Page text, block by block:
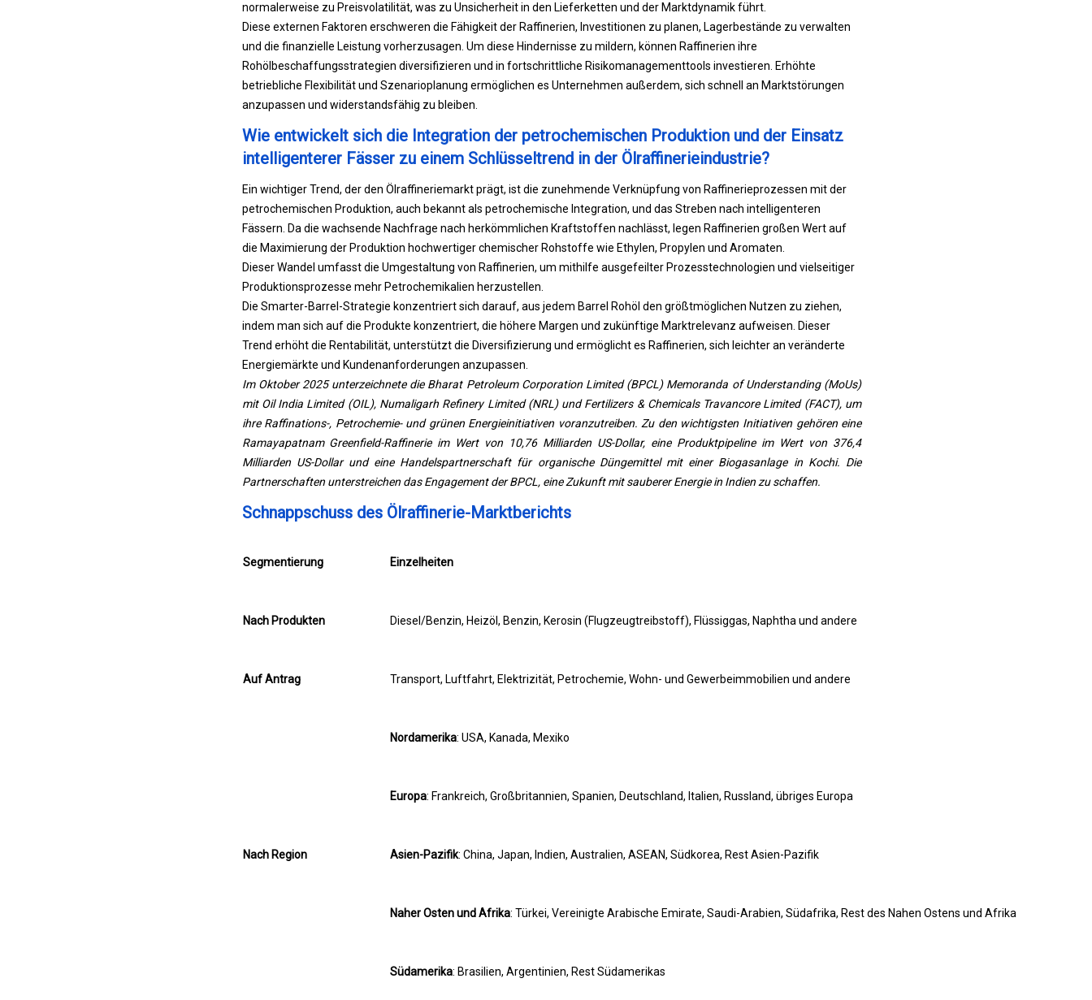
normalerweise zu Preisvolatilität, was zu Unsicherheit in den Lieferketten und der Marktdynamik führt.
Diese externen Faktoren erschweren die Fähigkeit der Raffinerien, Investitionen zu planen, Lagerbestände zu verwalten
und die finanzielle Leistung vorherzusagen. Um diese Hindernisse zu mildern, können Raffinerien ihre
Rohölbeschaffungsstrategien diversifizieren und in fortschrittliche Risikomanagementtools investieren. Erhöhte
betriebliche Flexibilität und Szenarioplanung ermöglichen es Unternehmen außerdem, sich schnell an Marktstörungen
anzupassen und widerstandsfähig zu bleiben.
Wie entwickelt sich die Integration der petrochemischen Produktion und der Einsatz
intelligenterer Fässer zu einem Schlüsseltrend in der Ölraffinerieindustrie?
Ein wichtiger Trend, der den Ölraffineriemarkt prägt, ist die zunehmende Verknüpfung von Raffinerieprozessen mit der
petrochemischen Produktion, auch bekannt als petrochemische Integration, und das Streben nach intelligenteren
Fässern. Da die wachsende Nachfrage nach herkömmlichen Kraftstoffen nachlässt, legen Raffinerien großen Wert auf
die Maximierung der Produktion hochwertiger chemischer Rohstoffe wie Ethylen, Propylen und Aromaten.
Dieser Wandel umfasst die Umgestaltung von Raffinerien, um mithilfe ausgefeilter Prozesstechnologien und vielseitiger
Produktionsprozesse mehr Petrochemikalien herzustellen.
Die Smarter-Barrel-Strategie konzentriert sich darauf, aus jedem Barrel Rohöl den größtmöglichen Nutzen zu ziehen,
indem man sich auf die Produkte konzentriert, die höhere Margen und zukünftige Marktrelevanz aufweisen. Dieser
Trend erhöht die Rentabilität, unterstützt die Diversifizierung und ermöglicht es Raffinerien, sich leichter an veränderte
Energiemärkte und Kundenanforderungen anzupassen.
Im Oktober 2025 unterzeichnete die Bharat Petroleum Corporation Limited (BPCL) Memoranda of Understanding (MoUs)
mit Oil India Limited (OIL), Numaligarh Refinery Limited (NRL) und Fertilizers & Chemicals Travancore Limited (FACT), um
ihre Raffinations-, Petrochemie- und grünen Energieinitiativen voranzutreiben. Zu den wichtigsten Initiativen gehören eine
Ramayapatnam Greenfield-Raffinerie im Wert von 10,76 Milliarden US-Dollar, eine Produktpipeline im Wert von 376,4
Milliarden US-Dollar und eine Handelspartnerschaft für organische Düngemittel mit einer Biogasanlage in Kochi. Die
Partnerschaften unterstreichen das Engagement der BPCL, eine Zukunft mit sauberer Energie in Indien zu schaffen.
Schnappschuss des Ölraffinerie-Marktberichts
Segmentierung Einzelheiten
Nach Produkten Diesel/Benzin, Heizöl, Benzin, Kerosin (Flugzeugtreibstoff), Flüssiggas, Naphtha und andere
Auf Antrag Transport, Luftfahrt, Elektrizität, Petrochemie, Wohn- und Gewerbeimmobilien und andere
Nach Region
Nordamerika: USA, Kanada, Mexiko
Europa: Frankreich, Großbritannien, Spanien, Deutschland, Italien, Russland, übriges Europa
Asien-Pazifik: China, Japan, Indien, Australien, ASEAN, Südkorea, Rest Asien-Pazifik
Naher Osten und Afrika: Türkei, Vereinigte Arabische Emirate, Saudi-Arabien, Südafrika, Rest des Nahen Ostens und Afrika
Südamerika: Brasilien, Argentinien, Rest Südamerikas